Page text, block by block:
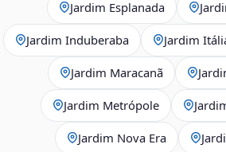
Jardim Esplanada
Jardim Induberaba Jardim
Jardim Maracanã
Jardim Metrópole
Jardim Nova Era